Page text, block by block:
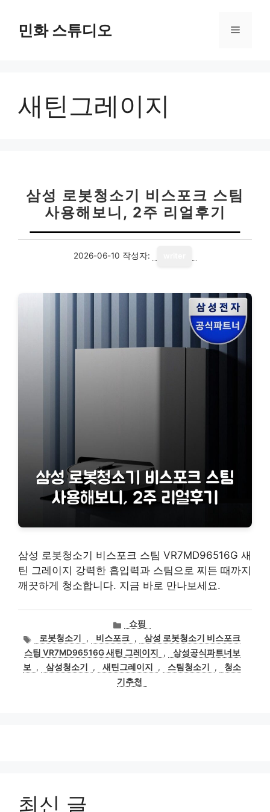
민화 스튜디오 메
새틴그레이지
삼성 로봇청소기 비스포크 스팀
사용해보니, 2주 리얼후기
2026-06-10 작성자:
삼성 로봇청소기 비스포크 스팀 VR7MD96516G 새
틴 그레이지 강력한 흡입력과 스팀으로 찌든 때까지
깨끗하게 청소합니다. 지금 바로 만나보세요.
카
테
고
리
쇼핑
태
그
로봇청소기 , 비스포크 ,
삼성 로봇청소기 비스포크
스팀 VR7MD96516G 새틴 그레이지
,
삼성공식파트너보
보
, 삼성청소기 , 새틴그레이지 , 스팀청소기 ,
청소
기추천
최신 글